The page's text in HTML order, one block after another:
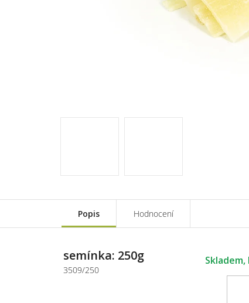
Popis Hodnocení
semínka: 250g
3509/250
Skladem